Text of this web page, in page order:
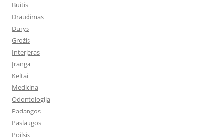
Buitis
Draudimas
Durys
Grožis
Interjeras
Įranga
Keltai
Medicina
Odontologija
Padangos
Paslaugos
Poilsis